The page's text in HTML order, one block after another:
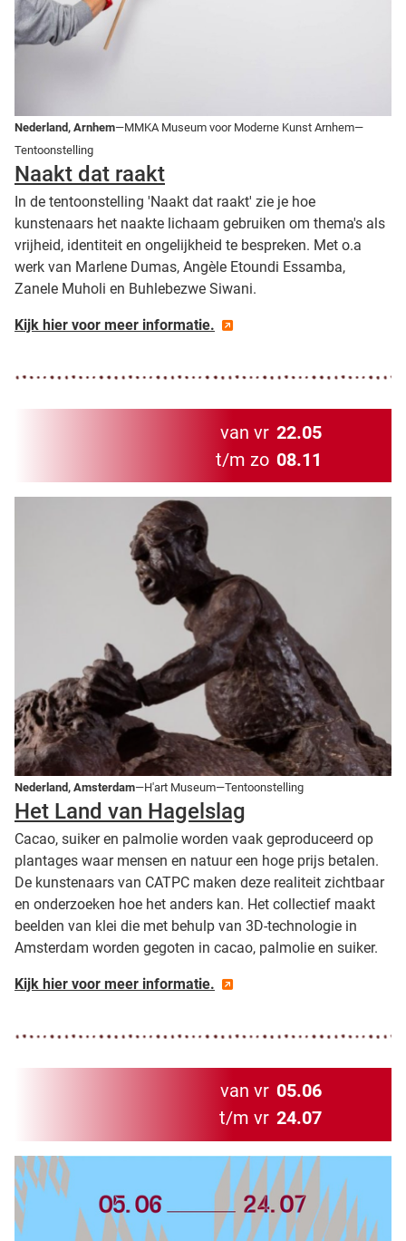
Nederland, Arnhem—MMKA Museum voor Moderne Kunst Arnhem—
Tentoonstelling
Naakt dat raakt
In de tentoonstelling 'Naakt dat raakt' zie je hoe
kunstenaars het naakte lichaam gebruiken om thema's als
vrijheid, identiteit en ongelijkheid te bespreken. Met o.a
werk van Marlene Dumas, Angèle Etoundi Essamba,
Zanele Muholi en Buhlebezwe Siwani.
Kijk hier voor meer informatie.
van vr 22.05
t/m zo 08.11
Nederland, Amsterdam—H'art Museum—Tentoonstelling
Het Land van Hagelslag
Cacao, suiker en palmolie worden vaak geproduceerd op
plantages waar mensen en natuur een hoge prijs betalen.
De kunstenaars van CATPC maken deze realiteit zichtbaar
en onderzoeken hoe het anders kan. Het collectief maakt
beelden van klei die met behulp van 3D-technologie in
Amsterdam worden gegoten in cacao, palmolie en suiker.
Kijk hier voor meer informatie.
van vr 05.06
t/m vr 24.07